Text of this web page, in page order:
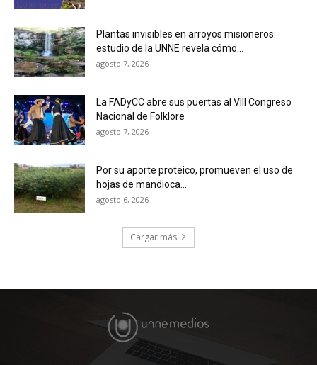
Plantas invisibles en arroyos misioneros:
estudio de la UNNE revela cómo...
agosto 7, 2026
La FADyCC abre sus puertas al VIII Congreso
Nacional de Folklore
agosto 7, 2026
Por su aporte proteico, promueven el uso de
hojas de mandioca...
agosto 6, 2026
Cargar más